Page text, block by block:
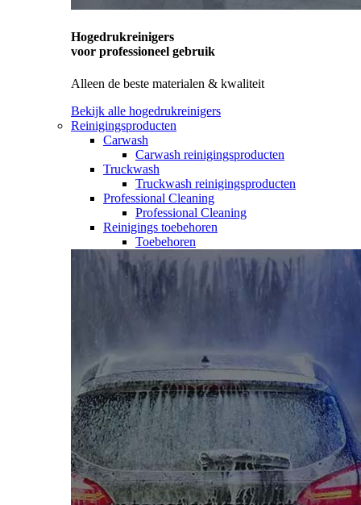
Hogedrukreinigers
voor professioneel gebruik
Alleen de beste materialen & kwaliteit
Bekijk alle hogedrukreinigers
Reinigingsproducten
Carwash
Carwash reinigingsproducten
Truckwash
Truckwash reinigingsproducten
Professional Cleaning
Professional Cleaning
Reinigings toebehoren
Toebehoren